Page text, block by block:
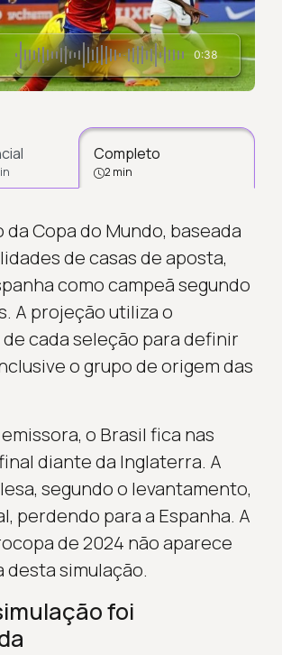
0:38
Completo
2 min
da Copa do Mundo, baseada
de casas de aposta,
como campeã segundo
A projeção utiliza o
cada seleção para definir
o grupo de origem das
o Brasil fica nas
diante da Inglaterra. A
segundo o levantamento,
perdendo para a Espanha. A
de 2024 não aparece
desta simulação.
foi